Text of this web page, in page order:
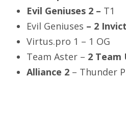
Evil Geniuses 2 – T1
Evil Geniuses – 2
Virtus.pro 1 – 1 OG
Team Aster – 2 Team
Alliance 2 – Thunder